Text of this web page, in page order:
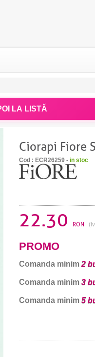
LA LISTĂ
Ciorapi Fiore
Cod : ECR26259 - in stoc
22.30 RON
PROMO
Comanda minim 2
Comanda minim 3
Comanda minim 5